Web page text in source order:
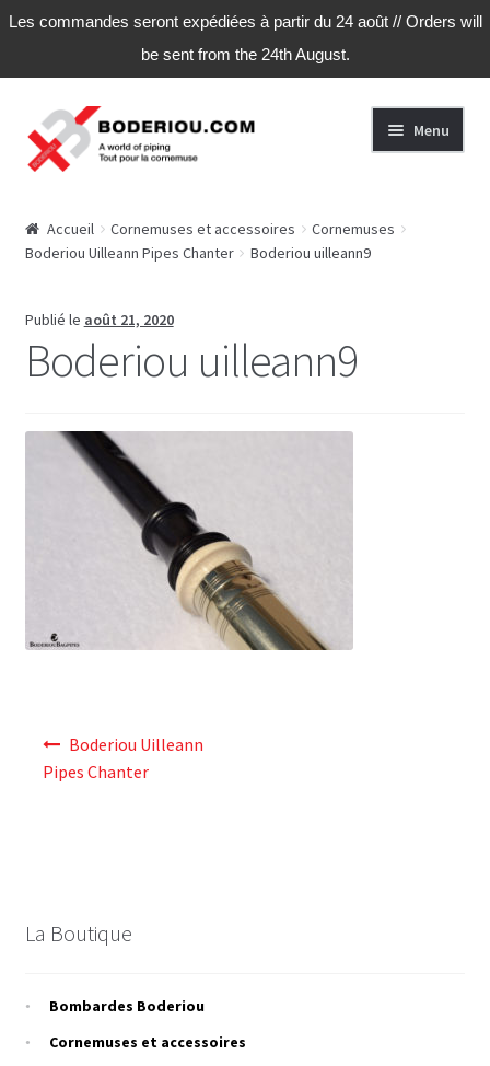
Les commandes seront expédiées à partir du 24 août // Orders will
be sent from the 24th August.
Aller
à
la
Aller
au
contenu
Menu
Accueil Cornemuses et accessoires
Cornemuses
Boderiou Uilleann Pipes Chanter
Boderiou uilleann9
Publié le août 21, 2020
Boderiou uilleann9
l’article
Boderiou Uilleann
Pipes Chanter
La Boutique
Bombardes Boderiou
Cornemuses et accessoires